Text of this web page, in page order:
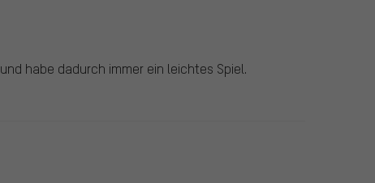
habe dadurch immer ein leichtes Spiel.